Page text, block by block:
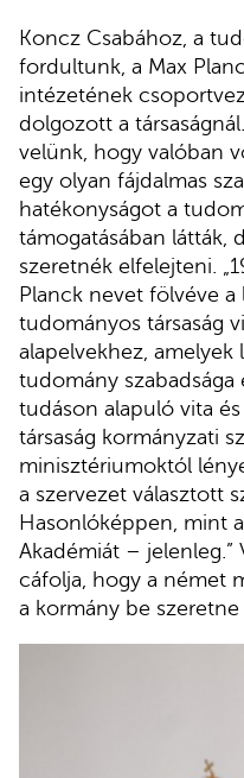
Koncz Csabához, a
fordultunk, a Max
intézetének
dolgozott a
velünk, hogy valóban
egy olyan fájdalmas
hatékonyságot a
támogatásában látták,
szeretnék elfelejteni.
Planck nevet fölvéve
tudományos társaság
alapelvekhez,
tudomány szabadsága
tudáson alapuló vita
társaság kormányzati
minisztériumoktól
a szervezet választott
Hasonlóképpen, mint
Akadémiát – jelenleg.”
cáfolja, hogy a német
a kormány be szeretne